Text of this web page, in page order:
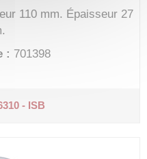
110 mm. Épaisseur 27
: 701398
- ISB